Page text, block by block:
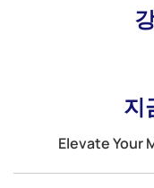
지
Elevate Your